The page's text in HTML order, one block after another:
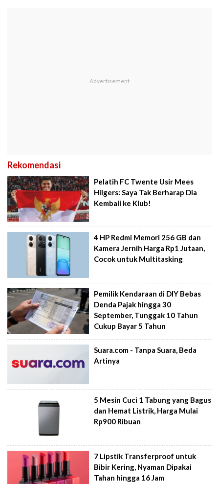
Rekomendasi
Pelatih FC Twente Usir Mees
Hilgers: Saya Tak Berharap Dia
Kembali ke Klub!
4 HP Redmi Memori 256 GB dan
Kamera Jernih Harga Rp1 Jutaan,
Cocok untuk Multitasking
Pemilik Kendaraan di DIY Bebas
Denda Pajak hingga 30
September, Tunggak 10 Tahun
Cukup Bayar 5 Tahun
Suara.com - Tanpa Suara, Beda
Artinya
5 Mesin Cuci 1 Tabung yang Bagus
dan Hemat Listrik, Harga Mulai
Rp900 Ribuan
7 Lipstik Transferproof untuk
Bibir Kering, Nyaman Dipakai
Tahan hingga 16 Jam